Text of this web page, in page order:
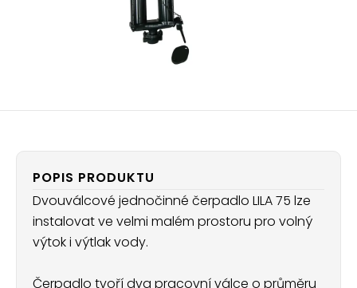
POPIS PRODUKTU
Dvouválcové jednočinné čerpadlo LILA 75 lze
instalovat ve velmi malém prostoru pro volný
výtok i výtlak vody.
Čerpadlo tvoří dva pracovní válce o průměru